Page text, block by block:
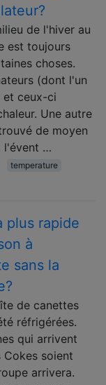
de l'hiver au
est toujours
choses.
(dont l'un
et ceux-ci
Une autre
de moyen
l'évent …
temperature
plus rapide
à
sans la
de canettes
réfrigérées.
qui arrivent
soient
arrivera.